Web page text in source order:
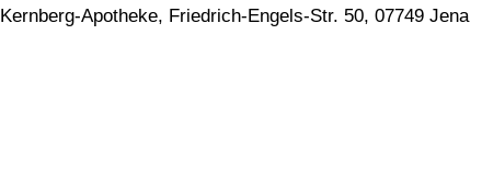
Kernberg-Apotheke, Friedrich-Engels-Str. 50, 07749 Jena